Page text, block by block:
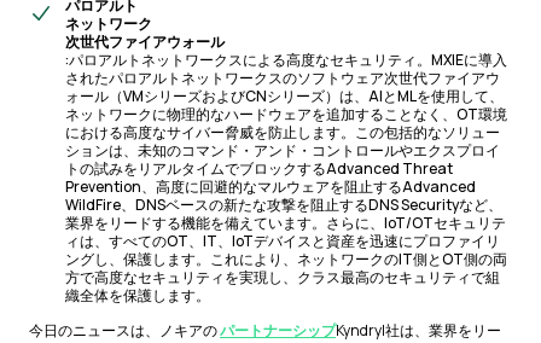
パロアルト
ネットワーク
次世代ファイアウォール
:パロアルトネットワークスによる高度なセキュリティ。MXIEに導入
されたパロアルトネットワークスのソフトウェア次世代ファイアウ
ォール（VMシリーズおよびCNシリーズ）は、AIとMLを使用して、
ネットワークに物理的なハードウェアを追加することなく、OT環境
における高度なサイバー脅威を防止します。この包括的なソリュー
ションは、未知のコマンド・アンド・コントロールやエクスプロイ
トの試みをリアルタイムでブロックするAdvanced Threat
Prevention、高度に回避的なマルウェアを阻止するAdvanced
WildFire、DNSベースの新たな攻撃を阻止するDNS Securityなど、
業界をリードする機能を備えています。さらに、IoT/OTセキュリテ
ィは、すべてのOT、IT、IoTデバイスと資産を迅速にプロファイリ
ングし、保護します。これにより、ネットワークのIT側とOT側の両
方で高度なセキュリティを実現し、クラス最高のセキュリティで組
織全体を保護します。
今日のニュースは、ノキアのパートナーシップKyndryl社は、業界をリー